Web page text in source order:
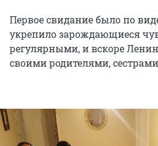
Первое свидание было по
укрепило зарождающиеся
регулярными, и вскоре
своими родителями,